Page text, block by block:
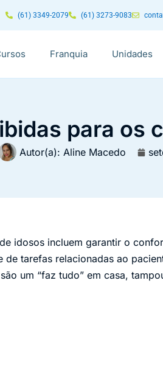
(61) 3349-2079 (61) 3273-9083
Franquia Unidades
para os
Autor(a): Aline Macedo
idosos incluem garantir o
de tarefas relacionadas ao
um “faz tudo” em casa,